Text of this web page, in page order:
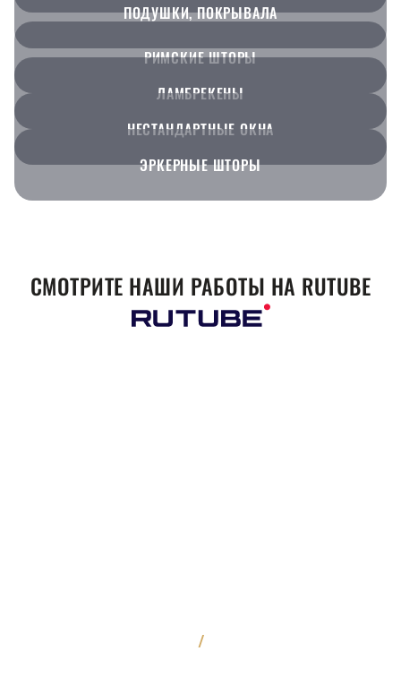
ПОДУШКИ, ПОКРЫВАЛА
РИМСКИЕ ШТОРЫ
ЛАМБРЕКЕНЫ
НЕСТАНДАРТНЫЕ ОКНА
ЭРКЕРНЫЕ ШТОРЫ
СМОТРИТЕ НАШИ РАБОТЫ НА RUTUBE
/